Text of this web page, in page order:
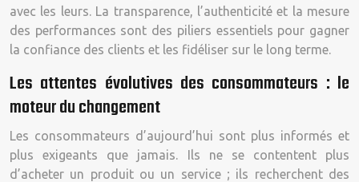
avec les leurs. La transparence, l’authenticité et la mesure
des performances sont des piliers essentiels pour gagner
la confiance des clients et les fidéliser sur le long terme.
Les attentes évolutives des consommateurs : le
moteur du changement
Les consommateurs d’aujourd’hui sont plus informés et
plus exigeants que jamais. Ils ne se contentent plus
d’acheter un produit ou un service ; ils recherchent des